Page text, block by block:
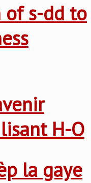
of s-dd to
H-O
la gaye